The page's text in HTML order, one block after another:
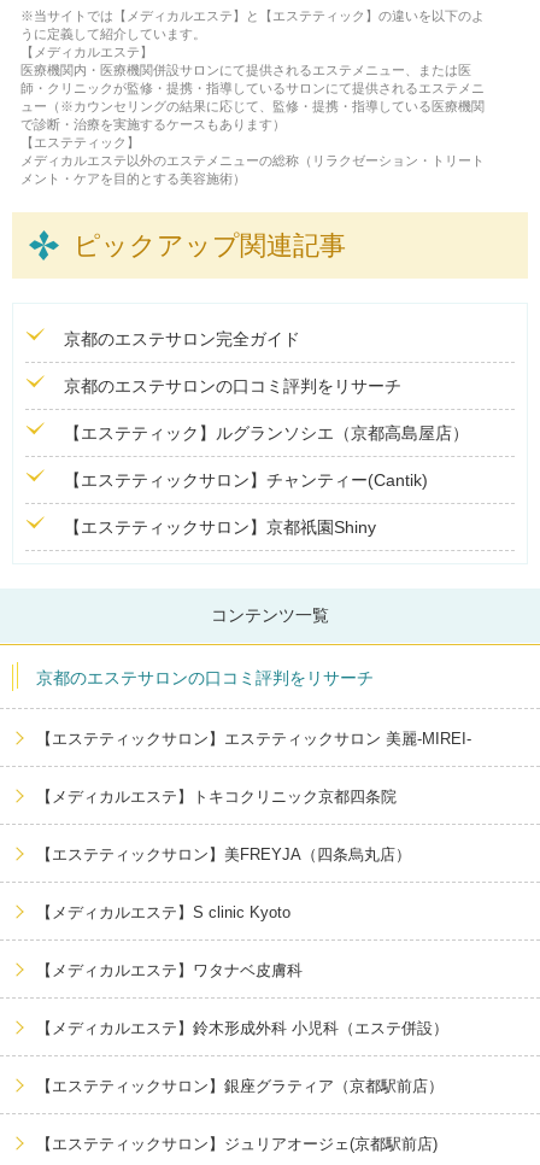
※当サイトでは【メディカルエステ】と【エステティック】の違いを以下のよ
うに定義して紹介しています。
【メディカルエステ】
医療機関内・医療機関併設サロンにて提供されるエステメニュー、または医
師・クリニックが監修・提携・指導しているサロンにて提供されるエステメニ
ュー（※カウンセリングの結果に応じて、監修・提携・指導している医療機関
で診断・治療を実施するケースもあります）
【エステティック】
メディカルエステ以外のエステメニューの総称（リラクゼーション・トリート
メント・ケアを目的とする美容施術）
ピックアップ関連記事
京都のエステサロン完全ガイド
京都のエステサロンの口コミ評判をリサーチ
【エステティック】ルグランソシエ（京都高島屋店）
【エステティックサロン】チャンティー(Cantik)
【エステティックサロン】京都祇園Shiny
コンテンツ一覧
京都のエステサロンの口コミ評判をリサーチ
【エステティックサロン】エステティックサロン 美麗-MIREI-
【メディカルエステ】トキコクリニック京都四条院
【エステティックサロン】美FREYJA（四条烏丸店）
【メディカルエステ】S clinic Kyoto
【メディカルエステ】ワタナベ皮膚科
【メディカルエステ】鈴木形成外科 小児科（エステ併設）
【エステティックサロン】銀座グラティア（京都駅前店）
【エステティックサロン】ジュリアオージェ(京都駅前店)